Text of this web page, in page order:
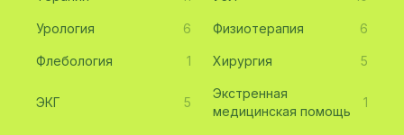
Урология 6 Физиотерапия 6
Флебология 1 Хирургия 5
ЭКГ 5
Экстренная
медицинская помощь
1